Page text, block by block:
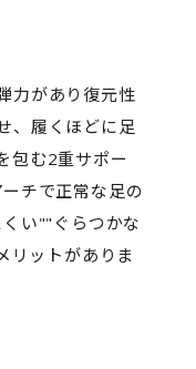
力があり復元性
、履くほどに足
包む2重サポー
チで正常な足の
い""ぐらつかな
リットがありま